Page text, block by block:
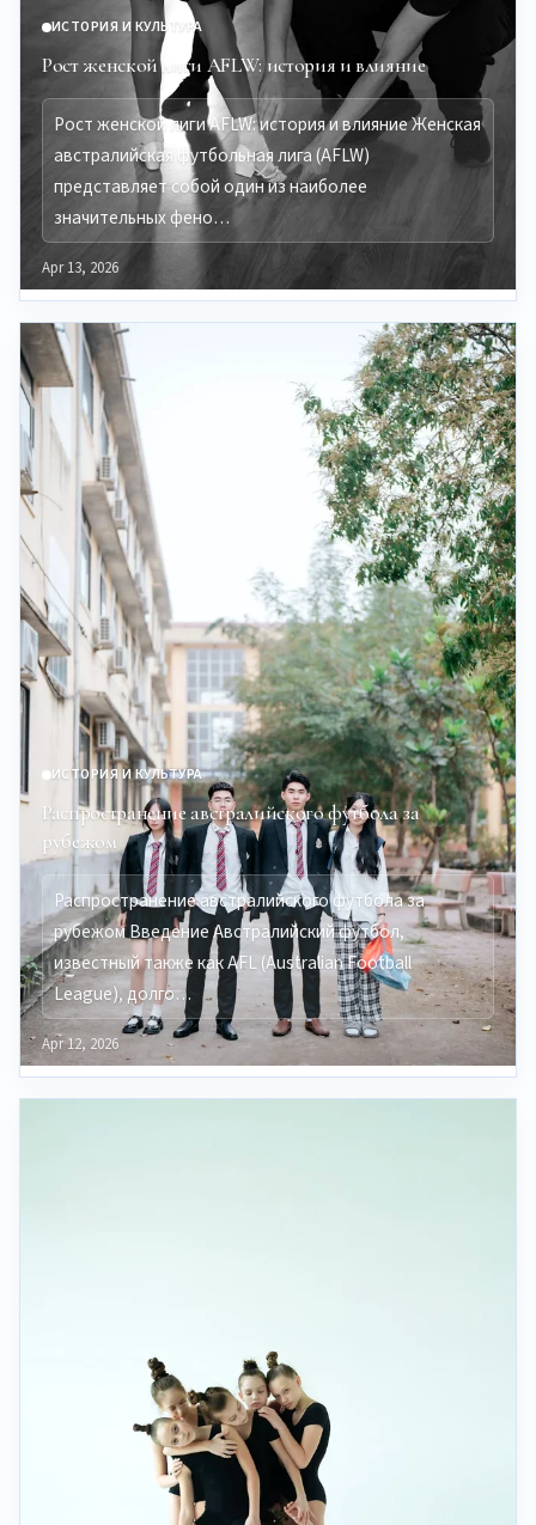
ИСТОРИЯ И КУЛЬТУРА
Рост женской лиги AFLW: история и влияние
Рост женской лиги AFLW: история и влияние Женская
австралийская футбольная лига (AFLW)
представляет собой один из наиболее
значительных фено…
Apr 13, 2026
ИСТОРИЯ И КУЛЬТУРА
Распространение австралийского футбола за
рубежом
Распространение австралийского футбола за
рубежом Введение Австралийский футбол,
известный также как AFL (Australian Football
League), долго…
Apr 12, 2026